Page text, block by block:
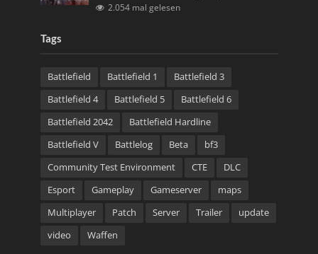
2.054 mal gelesen
Tags
Battlefield Battlefield 1
Battlefield 3
Battlefield 4
Battlefield 5
Battlefield 6
Battlefield 2042
Battlefield Hardline
Battlefield V
Battlelog Beta
bf3
Community Test Environment
CTE
DLC
Esport
Gameplay Gameserver
maps
Multiplayer
Patch Server Trailer
update
video
Waffen